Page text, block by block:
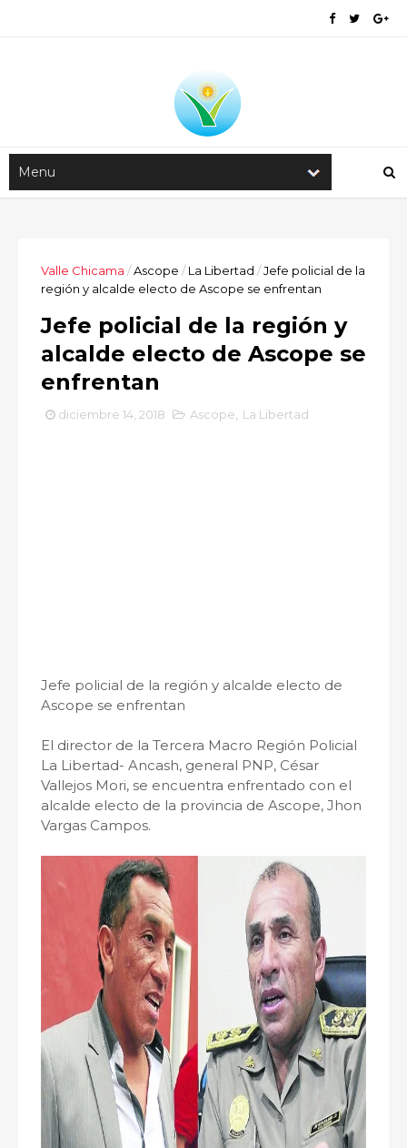
Valle Chicama /Ascope / La Libertad /Jefe policial de la
región y alcalde electo de Ascope se enfrentan
Jefe policial de la región y
alcalde electo de Ascope se
enfrentan
diciembre 14, 2018 Ascope La Libertad
Jefe policial de la región y alcalde electo de
Ascope se enfrentan
El director de la Tercera Macro Región Policial
La Libertad- Ancash, general PNP, César
Vallejos Mori, se encuentra enfrentado con el
alcalde electo de la provincia de Ascope, Jhon
Vargas Campos.